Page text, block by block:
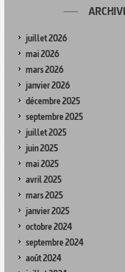
juillet 2026
mai 2026
mars 2026
janvier 2026
décembre 2025
septembre 2025
juillet 2025
juin 2025
mai 2025
avril 2025
mars 2025
janvier 2025
octobre 2024
septembre 2024
août 2024